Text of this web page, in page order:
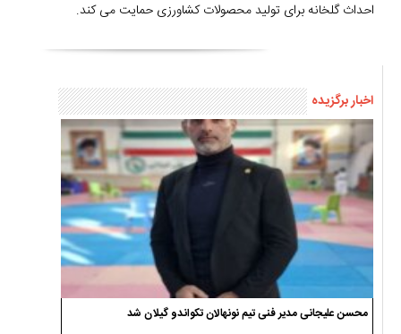
احداث گلخانه برای تولید محصولات کشاورزی حمایت می کند.
اخبار برگزیده
محسن علیجانی مدیر فنی تیم نونهالان تکواندو گیلان شد